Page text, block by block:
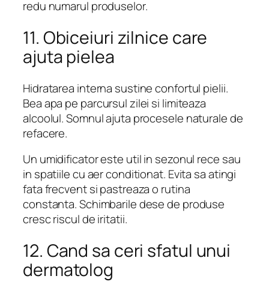
redu numarul produselor.
11. Obiceiuri zilnice care
ajuta pielea
Hidratarea interna sustine confortul pielii.
Bea apa pe parcursul zilei si limiteaza
alcoolul. Somnul ajuta procesele naturale de
refacere.
Un umidificator este util in sezonul rece sau
in spatiile cu aer conditionat. Evita sa atingi
fata frecvent si pastreaza o rutina
constanta. Schimbarile dese de produse
cresc riscul de iritatii.
12. Cand sa ceri sfatul unui
dermatolog